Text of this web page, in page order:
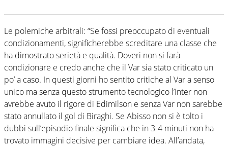
Le polemiche arbitrali: “Se fossi preoccupato di eventuali
condizionamenti, significherebbe screditare una classe che
ha dimostrato serietà e qualità. Doveri non si farà
condizionare e credo anche che il Var sia stato criticato un
po’ a caso. In questi giorni ho sentito critiche al Var a senso
unico ma senza questo strumento tecnologico l’Inter non
avrebbe avuto il rigore di Edimilson e senza Var non sarebbe
stato annullato il gol di Biraghi. Se Abisso non si è tolto i
dubbi sull’episodio finale significa che in 3-4 minuti non ha
trovato immagini decisive per cambiare idea. All’andata,